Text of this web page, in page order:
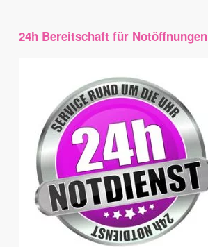
24h Bereitschaft für Notöffnungen